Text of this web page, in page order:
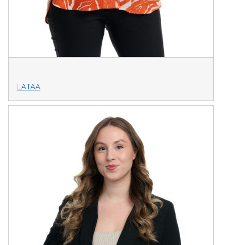
LATAA